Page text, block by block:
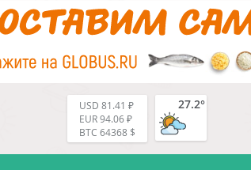
USD 81.41 ₽
EUR 94.06 ₽
BTC 64368 $
27.2°